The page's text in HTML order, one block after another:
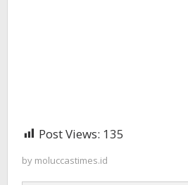
Post Views: 135
by moluccastimes.id